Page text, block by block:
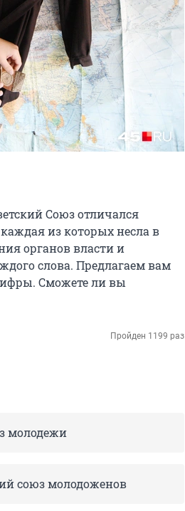
Союз отличался
из которых несла в
органов власти и
слова. Предлагаем вам
Сможете ли вы
Пройден 1199 раз
молодежи
союз молодоженов